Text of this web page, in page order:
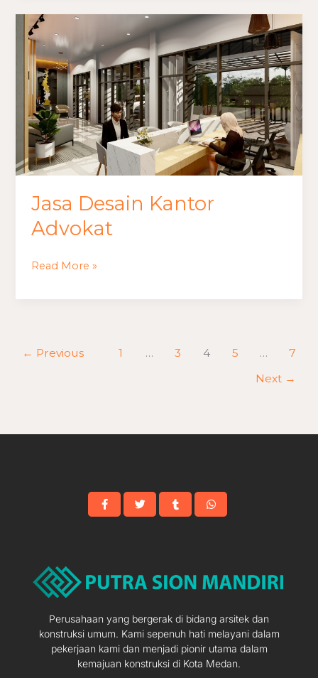
Jasa Desain Kantor
Advokat
Jasa
Desain
Kantor
Advokat
Read More »
← Previous 1 … 3 4 5 …
7
Next →
Perusahaan yang bergerak di bidang arsitek dan
konstruksi umum. Kami sepenuh hati melayani dalam
pekerjaan kami dan menjadi pionir utama dalam
kemajuan konstruksi di Kota Medan.